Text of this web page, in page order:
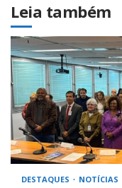
Leia também
DESTAQUES NOTÍCIAS